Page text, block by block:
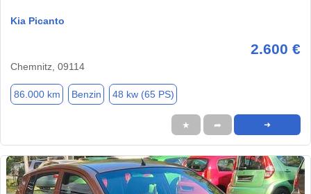
Kia Picanto
2.600 €
Chemnitz, 09114
86.000 km Benzin 48 kw (65 PS)
★ ➦ ➜